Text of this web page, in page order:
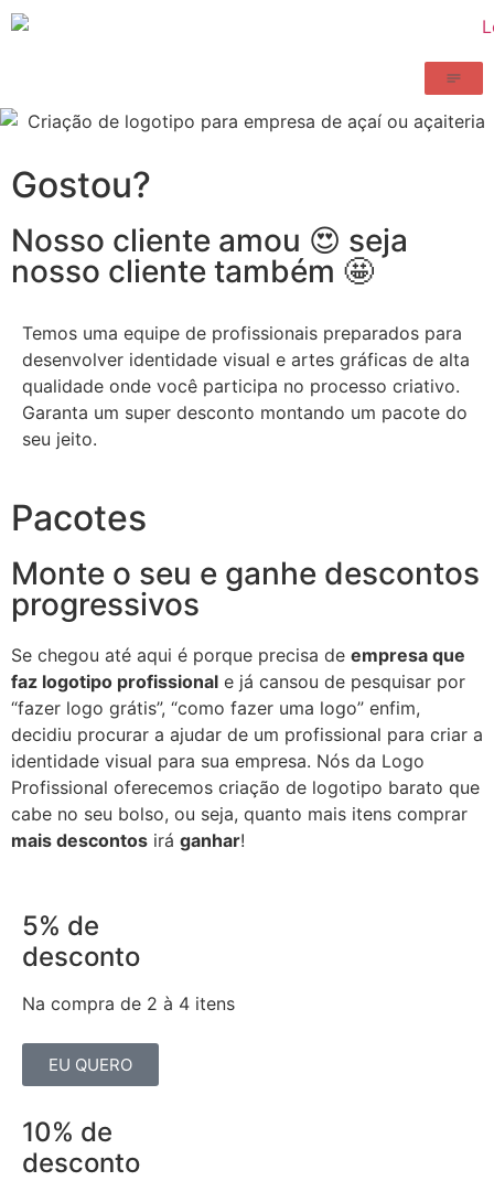
Gostou?
Nosso cliente amou 😍 seja
nosso cliente também 🤩
Temos uma equipe de profissionais preparados para
desenvolver identidade visual e artes gráficas de alta
qualidade onde você participa no processo criativo.
Garanta um super desconto montando um pacote do
seu jeito.
Pacotes
Monte o seu e ganhe descontos
progressivos
Se chegou até aqui é porque precisa de empresa que
faz logotipo profissional e já cansou de pesquisar por
“fazer logo grátis”, “como fazer uma logo” enfim,
decidiu procurar a ajudar de um profissional para criar a
identidade visual para sua empresa. Nós da Logo
Profissional oferecemos criação de logotipo barato que
cabe no seu bolso, ou seja, quanto mais itens comprar
mais descontos irá ganhar!
5% de
desconto
Na compra de 2 à 4 itens
EU QUERO
10% de
desconto